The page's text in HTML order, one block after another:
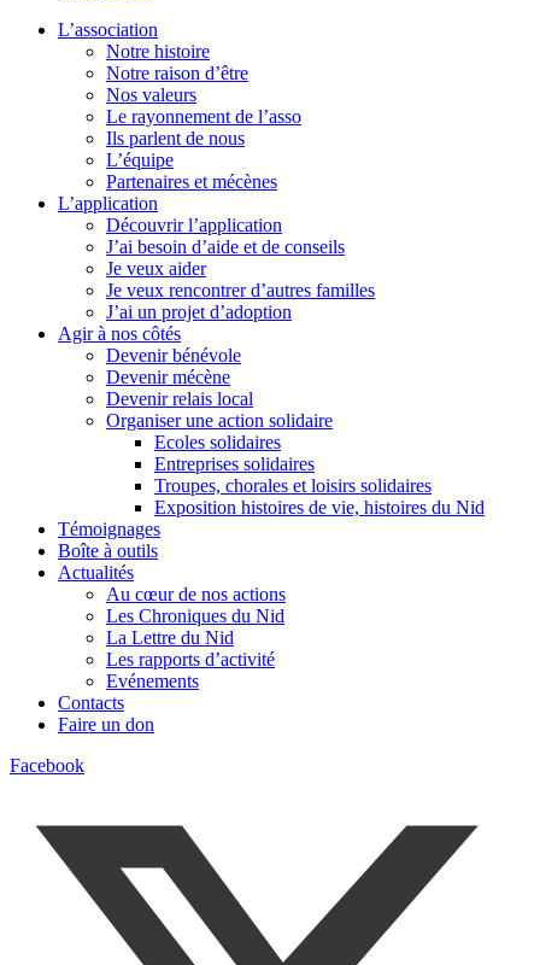
L’association
Notre histoire
Notre raison d’être
Nos valeurs
Le rayonnement de l’asso
Ils parlent de nous
L’équipe
Partenaires et mécènes
L’application
Découvrir l’application
J’ai besoin d’aide et de conseils
Je veux aider
Je veux rencontrer d’autres familles
J’ai un projet d’adoption
Agir à nos côtés
Devenir bénévole
Devenir mécène
Devenir relais local
Organiser une action solidaire
Ecoles solidaires
Entreprises solidaires
Troupes, chorales et loisirs solidaires
Exposition histoires de vie, histoires du Nid
Témoignages
Boîte à outils
Actualités
Au cœur de nos actions
Les Chroniques du Nid
La Lettre du Nid
Les rapports d’activité
Evénements
Contacts
Faire un don
Facebook